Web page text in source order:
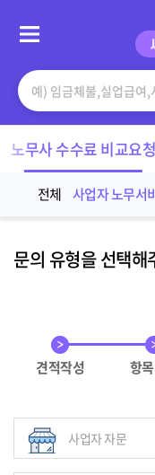
노무사 수수료 비교요청
전체 사업자 노무서
문의 유형을 선택해
견적작성 항
사업자 자문